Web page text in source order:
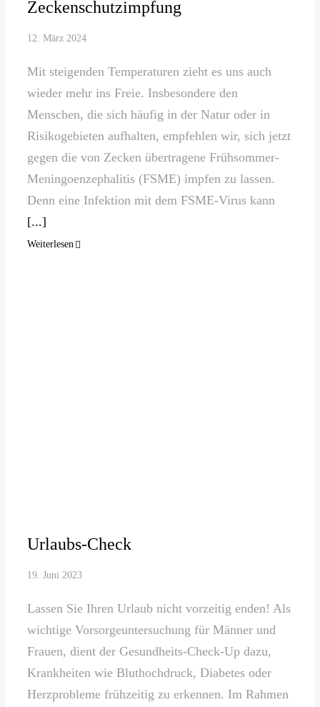
Zeckenschutzimpfung
12. März 2024
Mit steigenden Temperaturen zieht es uns auch
wieder mehr ins Freie. Insbesondere den
Menschen, die sich häufig in der Natur oder in
Risikogebieten aufhalten, empfehlen wir, sich jetzt
gegen die von Zecken übertragene Frühsommer-
Meningoenzephalitis (FSME) impfen zu lassen.
Denn eine Infektion mit dem FSME-Virus kann
[...]
Weiterlesen
Urlaubs-Check
19. Juni 2023
Lassen Sie Ihren Urlaub nicht vorzeitig enden! Als
wichtige Vorsorgeuntersuchung für Männer und
Frauen, dient der Gesundheits-Check-Up dazu,
Krankheiten wie Bluthochdruck, Diabetes oder
Herzprobleme frühzeitig zu erkennen. Im Rahmen